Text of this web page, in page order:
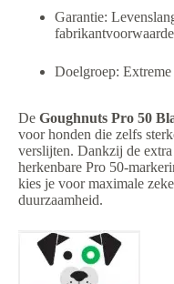
Garantie:
Doelgroep:
De Goughnuts Pro 50
voor honden die zelfs
verslijten. Dankzij de
herkenbare Pro 50-
kies je voor maximale
duurzaamheid.